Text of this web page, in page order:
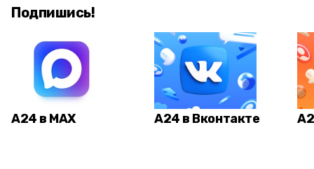
Подпишись!
А24 в MAX А24 в Вконтакте